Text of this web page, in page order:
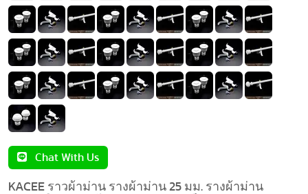
Chat With Us
KACEE ราวผ้าม่าน รางผ้าม่าน 25 มม. รางผ้าม่าน